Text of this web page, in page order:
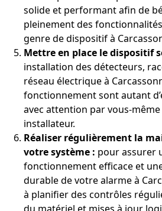
solide et performant afin de
pleinement des
genre de dispositif à
Mettre en place le dispositif
installation des détecteurs,
réseau électrique à
fonctionnement sont autant
avec attention par vous-
installateur.
Réaliser régulièrement la
votre système : pour assurer
fonctionnement efficace et
durable de votre alarme à
à planifier des contrôles